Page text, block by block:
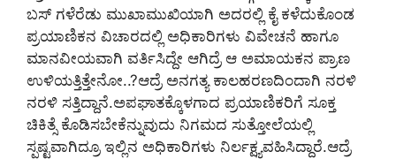
ಬಸ್ ಗಳೆರೆಡು ಮುಖಾಮುಖಿಯಾಗಿ ಅದರಲ್ಲಿ ಕೈ ಕಳೆದುಕೊಂಡ
ಪ್ರಯಾಣಿಕನ ವಿಚಾರದಲ್ಲಿ ಅಧಿಕಾರಿಗಳು ವಿವೇಚನೆ ಹಾಗೂ
ಮಾನವೀಯವಾಗಿ ವರ್ತಿಸಿದ್ದೇ ಆಗಿದ್ರೆ ಆ ಅಮಾಯಕನ ಪ್ರಾಣ
ಉಳಿಯತ್ತಿತ್ತೇನೋ..?ಆದ್ರೆ ಅನಗತ್ಯ ಕಾಲಹರಣದಿಂದಾಗಿ ನರಳಿ
ನರಳಿ ಸತ್ತಿದ್ದಾನೆ.ಅಪಘಾತಕ್ಕೊಳಗಾದ ಪ್ರಯಾಣಿಕರಿಗೆ ಸೂಕ್ತ
ಚಿಕಿತ್ಸೆ ಕೊಡಿಸಬೇಕೆನ್ನುವುದು ನಿಗಮದ ಸುತ್ತೋಲೆಯಲ್ಲಿ
ಸ್ಪಷ್ಟವಾಗಿದ್ರೂ ಇಲ್ಲಿನ ಅಧಿಕಾರಿಗಳು ನಿರ್ಲಕ್ಷ್ಯವಹಿಸಿದ್ದಾರೆ.ಆದ್ರೆ